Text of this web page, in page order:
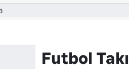
Futbol